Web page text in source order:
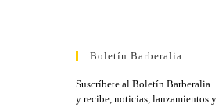
Boletín Barberalia
Suscríbete al Boletín Barberalia
y recibe, noticias, lanzamientos y